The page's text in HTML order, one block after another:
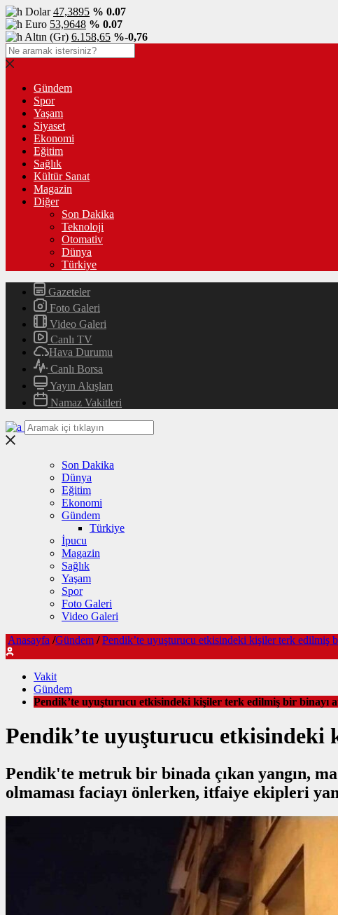
Dolar47,3895 % 0.07
Euro 53,9648 % 0.07
Altın (Gr) 6.158,65 %-0,76
Gündem
Spor
Yaşam
Siyaset
Ekonomi
Eğitim
Sağlık
Kültür Sanat
Magazin
Diğer
Son Dakika
Teknoloji
Otomativ
Dünya
Türkiye
Gazeteler
Foto Galeri
Video Galeri
Canlı TV
Hava Durumu
Canlı Borsa
Yayın Akışları
Namaz Vakitleri
Son Dakika
Dünya
Eğitim
Ekonomi
Gündem
Türkiye
İpucu
Magazin
Sağlık
Yaşam
Spor
Foto Galeri
Video Galeri
Anasayfa /Gündem / Pendik’te uyuşturucu etkisindeki kişiler terk edilmiş
Vakit
Gündem
Pendik’te uyuşturucu etkisindeki kişiler terk edilmiş bir binayı
Pendik’te uyuşturucu etkisindeki
Pendik'te metruk bir binada çıkan yangın,
olmaması faciayı önlerken, itfaiye ekipleri